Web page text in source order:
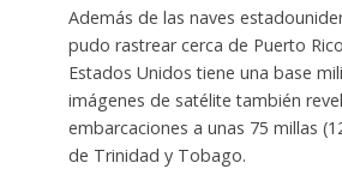
Además de las naves
pudo rastrear cerca de Puerto
Estados Unidos tiene una base
imágenes de satélite también
embarcaciones a unas 75 millas
de Trinidad y Tobago.